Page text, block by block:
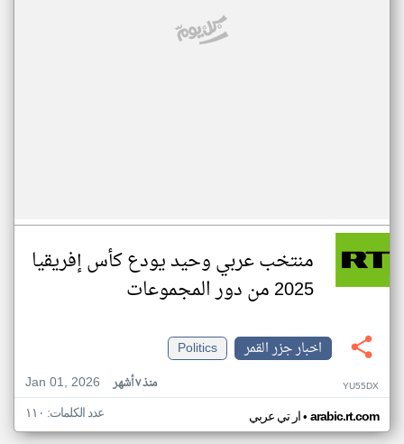
منتخب عربي وحيد يودع كأس إفريقيا
2025 من دور المجموعات
اخبار جزر القمر
Politics
Jan 01, 2026
منذ ٧ أشهر YU55DX
ار تي عربي• arabic.rt.com عدد الكلمات: ١١٠